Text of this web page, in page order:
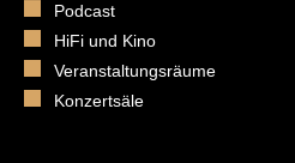
Podcast
HiFi und Kino
Veranstaltungsräume
Konzertsäle